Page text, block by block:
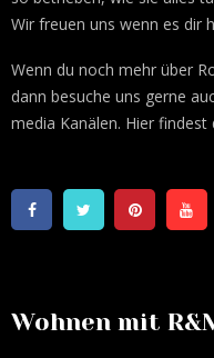
Wir freuen uns wenn es dir
Wenn du noch mehr über
dann besuche uns gerne
media Kanälen. Hier
Wohnen mit